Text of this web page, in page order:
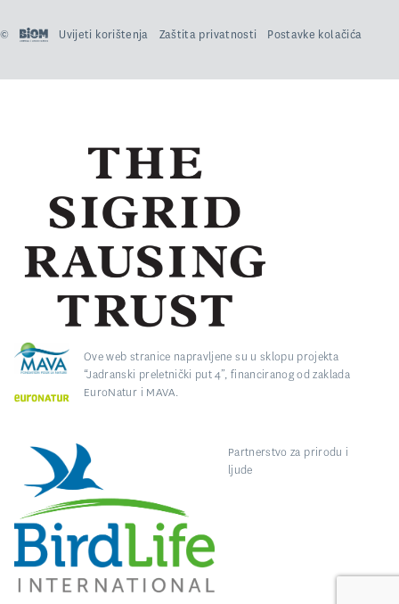
© Uvijeti korištenja Zaštita privatnosti Postavke kolačića
Ove web stranice napravljene su u sklopu projekta
“Jadranski preletnički put 4”, financiranog od zaklada
EuroNatur i MAVA.
Partnerstvo za prirodu i
ljude